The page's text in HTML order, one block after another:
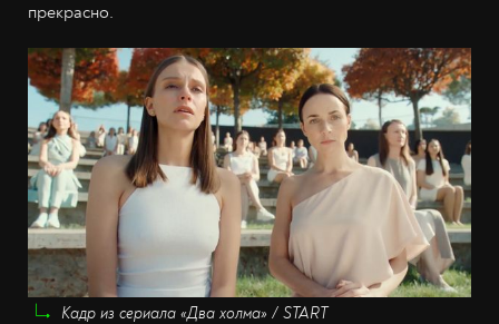
прекрасно.
Кадр из сериала «Два холма» / START